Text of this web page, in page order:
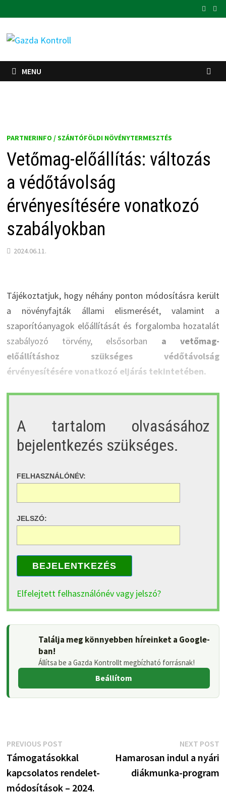
to
content
MENU
PARTNERINFO / SZÁNTÓFÖLDI NÖVÉNYTERMESZTÉS
Vetőmag-előállítás: változás
a védőtávolság
érvényesítésére vonatkozó
szabályokban
2024.06.11.
Tájékoztatjuk, hogy néhány ponton módosításra került
a növényfajták állami elismerését, valamint a
szaporítóanyagok előállítását és forgalomba hozatalát
szabályozó törvény, elsősorban a vetőmag-
előállításhoz szükséges védőtávolság
érvényesítésére vonatkozó eljárás tekintetében.
A tartalom olvasásához
bejelentkezés szükséges.
FELHASZNÁLÓNÉV:
JELSZÓ:
BEJELENTKEZÉS
Elfelejtett felhasználónév vagy jelszó?
Találja meg könnyebben híreinket a Google-
ban!
Állítsa be a Gazda Kontrollt megbízható forrásnak!
Beállítom
Bejegyzés
navigáció
PREVIOUS POSTPrevious
post:
Támogatásokkal
kapcsolatos rendelet-
módosítások – 2024.
NEXT POST
Hamarosan indul a nyári
diákmunka-program